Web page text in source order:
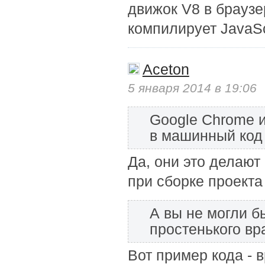
движок V8 в
компилирует
Aceton
5 января 2014 в 19:06
Google Chrome
в машинный код
Да, они это делают
при сборке
А вы не могли
простенького
Вот пример кода -